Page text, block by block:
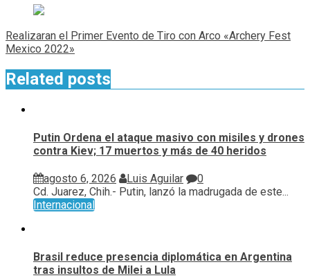
Realizaran el Primer Evento de Tiro con Arco «Archery Fest
Mexico 2022»
Related posts
Putin Ordena el ataque masivo con misiles y drones
contra Kiev; 17 muertos y más de 40 heridos
agosto 6, 2026 Luis Aguilar
0
Cd. Juarez, Chih.- Putin, lanzó la madrugada de este...
Internacional
Brasil reduce presencia diplomática en Argentina
tras insultos de Milei a Lula